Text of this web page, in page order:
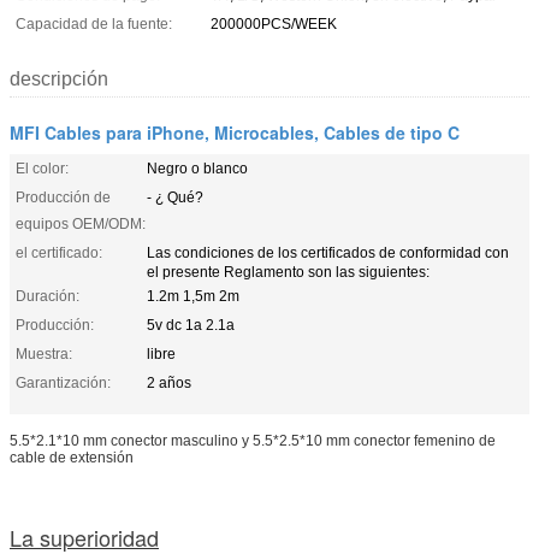
Capacidad de la fuente:
200000PCS/WEEK
descripción
MFI Cables para iPhone, Microcables, Cables de tipo C
El color:
Negro o blanco
Producción de
equipos OEM/ODM:
- ¿ Qué?
el certificado:
Las condiciones de los certificados de conformidad con
el presente Reglamento son las siguientes:
Duración:
1.2m 1,5m 2m
Producción:
5v dc 1a 2.1a
Muestra:
libre
Garantización:
2 años
5.5*2.1*10 mm conector masculino y 5.5*2.5*10 mm conector femenino de
cable de extensión
La superioridad